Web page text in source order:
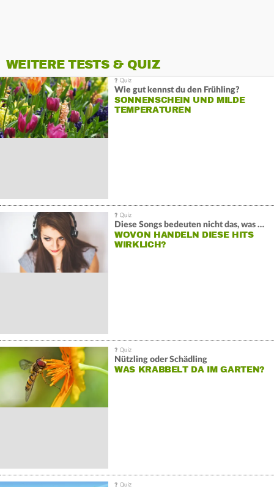
WEITERE TESTS & QUIZ
Wie gut kennst du den Frühling?
SONNENSCHEIN UND MILDE
TEMPERATUREN
Diese Songs bedeuten nicht das, was du denkst
WOVON HANDELN DIESE HITS
WIRKLICH?
Nützling oder Schädling
WAS KRABBELT DA IM GARTEN?